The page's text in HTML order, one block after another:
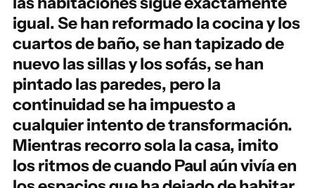
igual. Se han reformado la cocina y los
cuartos de baño, se han tapizado de
nuevo las sillas y los sofás, se han
pintado las paredes, pero la
continuidad se ha impuesto a
cualquier intento de transformación.
Mientras recorro sola la casa, imito
los ritmos de cuando Paul aún vivía en